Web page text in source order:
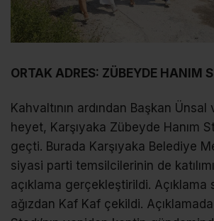
ORTAK ADRES: ZÜBEYDE HANIM
Kahvaltının ardından Başkan
heyet, Karşıyaka Zübeyde Hanım
geçti. Burada Karşıyaka Belediye
siyasi parti temsilcilerinin de
açıklama gerçekleştirildi. Açıklama
ağızdan Kaf Kaf çekildi.